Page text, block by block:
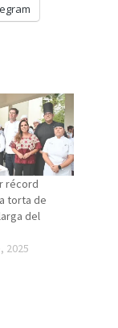
récord
torta de
del
2025